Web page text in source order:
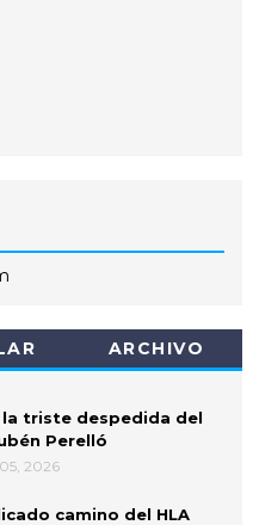
ARCHIVO
triste despedida del
Perelló
2026
camino del HLA